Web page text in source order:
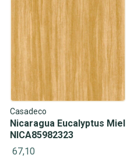
Casadeco
Nicaragua Eucalyptus Miel
NICA85982323
67,10